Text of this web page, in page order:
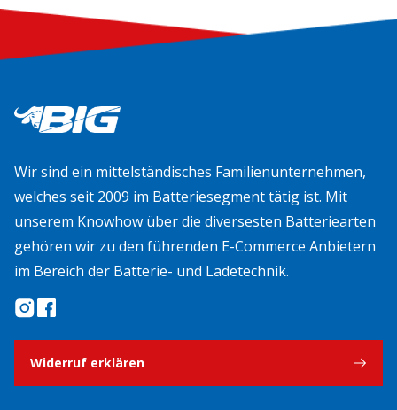
Wir sind ein mittelständisches Familienunternehmen,
welches seit 2009 im Batteriesegment tätig ist. Mit
unserem Knowhow über die diversesten Batteriearten
gehören wir zu den führenden E-Commerce Anbietern
im Bereich der Batterie- und Ladetechnik.
Widerruf erklären